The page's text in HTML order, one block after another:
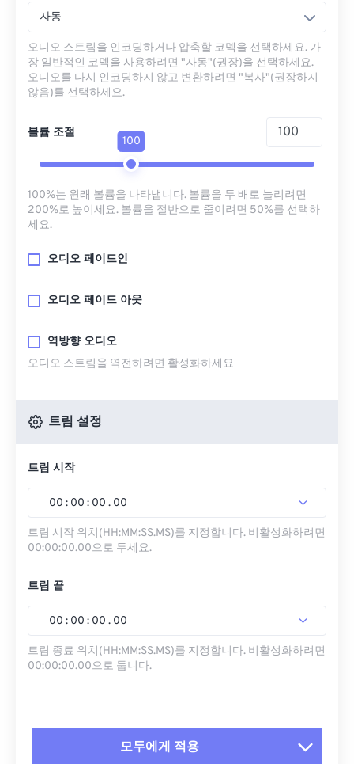
자동
오디오 스트림을 인코딩하거나 압축할 코덱을 선택하세요. 가
장 일반적인 코덱을 사용하려면 "자동"(권장)을 선택하세요.
오디오를 다시 인코딩하지 않고 변환하려면 "복사"(권장하지
않음)를 선택하세요.
볼륨 조절
100
100%는 원래 볼륨을 나타냅니다. 볼륨을 두 배로 늘리려면
200%로 높이세요. 볼륨을 절반으로 줄이려면 50%를 선택하
세요.
오디오 페이드인
오디오 페이드 아웃
역방향 오디오
오디오 스트림을 역전하려면 활성화하세요
트림 설정
트림 시작
00 : 00 : 00 . 00
트림 시작 위치(HH:MM:SS.MS)를 지정합니다. 비활성화하려면
00:00:00.00으로 두세요.
트림 끝
00 : 00 : 00 . 00
트림 종료 위치(HH:MM:SS.MS)를 지정합니다. 비활성화하려면
00:00:00.00으로 둡니다.
모두에게 적용